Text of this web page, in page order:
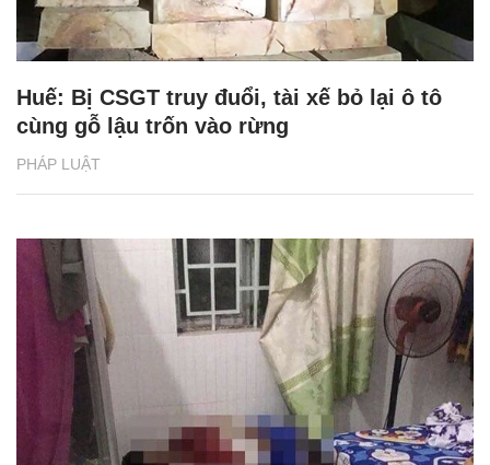
PHÁP LUẬT
Huế: Bị CSGT truy đuổi, tài xế bỏ lại ô tô
cùng gỗ lậu trốn vào rừng